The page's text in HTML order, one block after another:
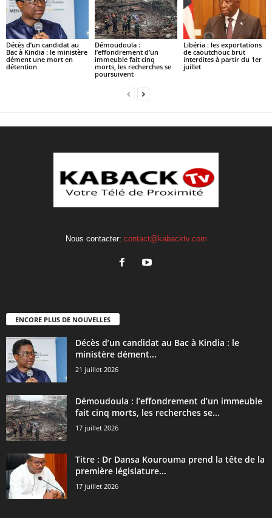
Décès d’un candidat au
Bac à Kindia : le ministère
dément une mort en
détention
Démoudoula :
l’effondrement d’un
immeuble fait cinq
morts, les recherches se
poursuivent
Libéria : les exportations
de caoutchouc brut
interdites à partir du 1er
juillet
Nous contacter: contact@kabacktv.com
ENCORE PLUS DE NOUVELLES
Décès d’un candidat au Bac à Kindia : le
ministère dément...
21 juillet 2026
Démoudoula : l’effondrement d’un immeuble
fait cinq morts, les recherches se...
17 juillet 2026
Titre : Dr Dansa Kourouma prend la tête de la
première législature...
17 juillet 2026